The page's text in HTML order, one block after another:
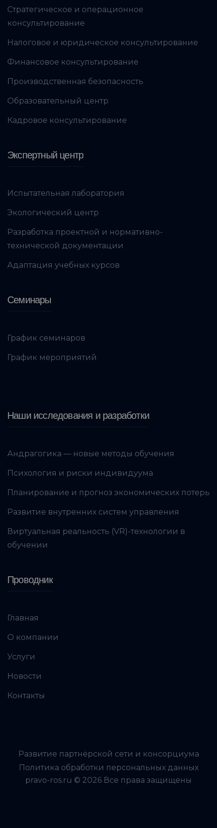
Стратегическое и операционное
консультирование
Налоговое и юридическое консультирование
Финансовое консультирование
Производственная безопасность
Образовательный центр
Кадровое консультирование
Экспертный центр
Испытательная лаборатория
Экологический центр
Разработка проектной и нормативно-
технической документации
Адаптация учебных курсов
Семинары
График семинаров
График мероприятий
Наши исследования и разработки
Андрагогика — новые методы обучения
Психология и риски индивидуума
Планирование и прогноз экономических потерь
Развитие внутренних систем управления
Виртуальная реальность (VR)-технологии в
обучении
Проводник
Главная
О компании
Услуги
Новости
Контакты
Развитие партнёрской сети и консорциума
Политика обработки персональных данных
pravo-ros.ru © 2026 Все права защищены